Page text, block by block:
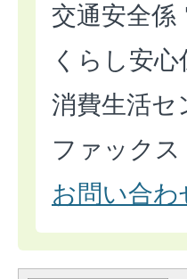
交通安全係
くらし安
消費生活セ
ファック
お問い合わ